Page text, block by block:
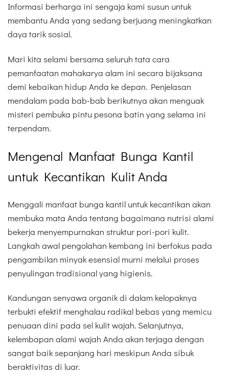
Informasi berharga ini sengaja kami susun untuk
membantu Anda yang sedang berjuang meningkatkan
daya tarik sosial.
Mari kita selami bersama seluruh tata cara
pemanfaatan mahakarya alam ini secara bijaksana
demi kebaikan hidup Anda ke depan. Penjelasan
mendalam pada bab-bab berikutnya akan menguak
misteri pembuka pintu pesona batin yang selama ini
terpendam.
Mengenal Manfaat Bunga Kantil
untuk Kecantikan Kulit Anda
Menggali manfaat bunga kantil untuk kecantikan akan
membuka mata Anda tentang bagaimana nutrisi alami
bekerja menyempurnakan struktur pori-pori kulit.
Langkah awal pengolahan kembang ini berfokus pada
pengambilan minyak esensial murni melalui proses
penyulingan tradisional yang higienis.
Kandungan senyawa organik di dalam kelopaknya
terbukti efektif menghalau radikal bebas yang memicu
penuaan dini pada sel kulit wajah. Selanjutnya,
kelembapan alami wajah Anda akan terjaga dengan
sangat baik sepanjang hari meskipun Anda sibuk
beraktivitas di luar.